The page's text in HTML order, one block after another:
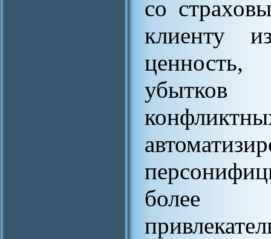
со
клиенту
убытков
более